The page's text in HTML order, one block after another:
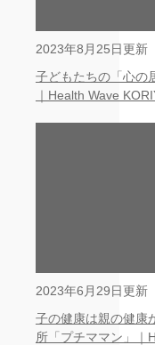
2023年8月25日更新
子どもたちの「心の
｜Health Wave
2023年6月29日更新
子の健康は親の健康
所「プチママン」｜